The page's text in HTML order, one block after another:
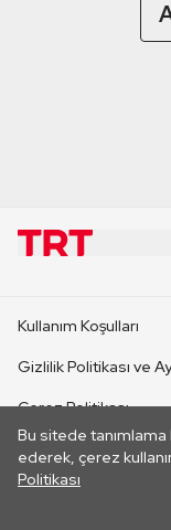
Bu sitede
ederek, çerez
Politikası
CANLI YAYINLAR
Kullanım Koşulları
Gizlilik Politikası ve
Çerez Politikası
İletişim
Her hakkı saklıdır.